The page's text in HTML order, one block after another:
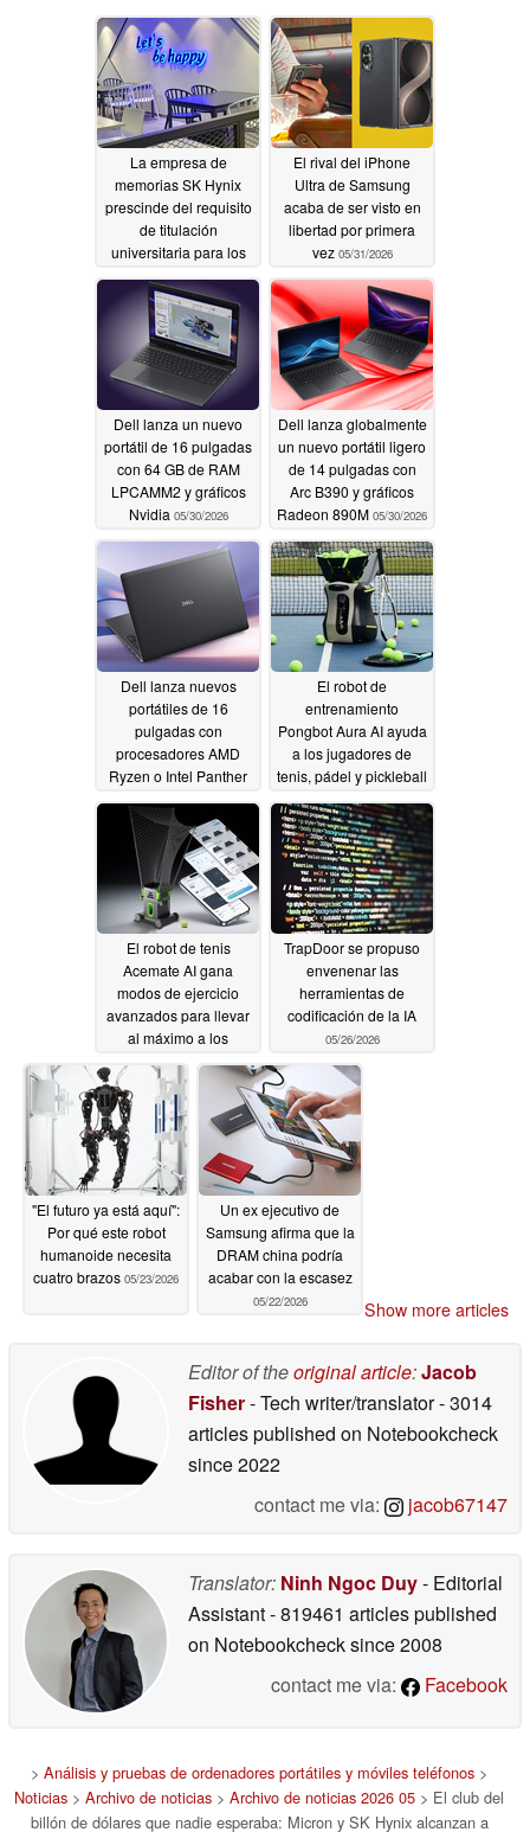
La empresa de
memorias SK Hynix
prescinde del requisito
de titulación
universitaria para los
medida que la IA
centra su atención en
la creatividad07/09/2026
El rival del iPhone
Ultra de Samsung
acaba de ser visto en
libertad por primera
vez 05/31/2026
Dell lanza un nuevo
portátil de 16 pulgadas
con 64 GB de RAM
LPCAMM2 y gráficos
Nvidia 05/30/2026
Dell lanza globalmente
un nuevo portátil ligero
de 14 pulgadas con
Arc B390 y gráficos
Radeon 890M 05/30/2026
Dell lanza nuevos
portátiles de 16
pulgadas con
procesadores AMD
Ryzen o Intel Panther
LPCAMM205/30/2026
El robot de
entrenamiento
Pongbot Aura AI ayuda
a los jugadores de
tenis, pádel y pickleball
de entrenamiento
adaptativo05/29/2026
El robot de tenis
Acemate AI gana
modos de ejercicio
avanzados para llevar
al máximo a los
5.005/28/2026
TrapDoor se propuso
envenenar las
herramientas de
codificación de la IA
05/26/2026
"El futuro ya está aquí":
Por qué este robot
humanoide necesita
cuatro brazos 05/23/2026
Un ex ejecutivo de
Samsung afirma que la
DRAM china podría
acabar con la escasez
05/22/2026 Show more articles
Editor of theoriginal article:Jacob
Fisher- Tech writer/translator- 3014
articles published on Notebookcheck
since 2022
contact me via:
jacob67147
Translator: Ninh Ngoc Duy- Editorial
Assistant- 819461 articles published
on Notebookchecksince 2008
contact me via:
Facebook
> Análisis y pruebas de ordenadores portátiles y móviles teléfonos >
Noticias > Archivo de noticias > Archivo de noticias 2026 05 > El club del
billón de dólares que nadie esperaba: Micron y SK Hynix alcanzan a